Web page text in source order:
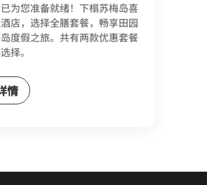
为您准备就绪！下榻苏梅岛喜
店，选择全膳套餐，畅享田园
度假之旅。共有两款优惠套餐
择。
情